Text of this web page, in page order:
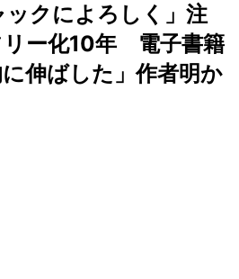
ックによろしく」注
リー化10年 電子書籍
伸ばした」作者明か